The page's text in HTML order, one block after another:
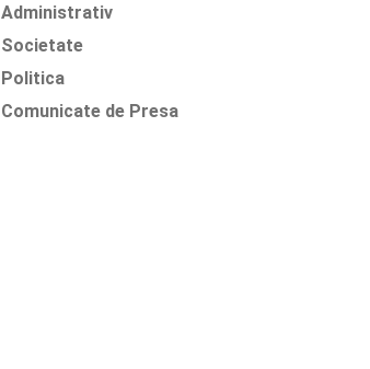
Administrativ
Societate
Politica
Comunicate de Presa